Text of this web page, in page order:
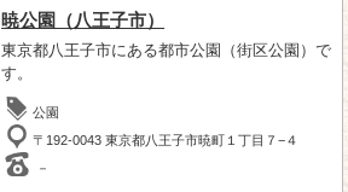
暁公園（八王子市）
東京都八王子市にある都市公園（街区公園）で
す。
公園
〒192-0043 東京都八王子市暁町１丁目７−４
－